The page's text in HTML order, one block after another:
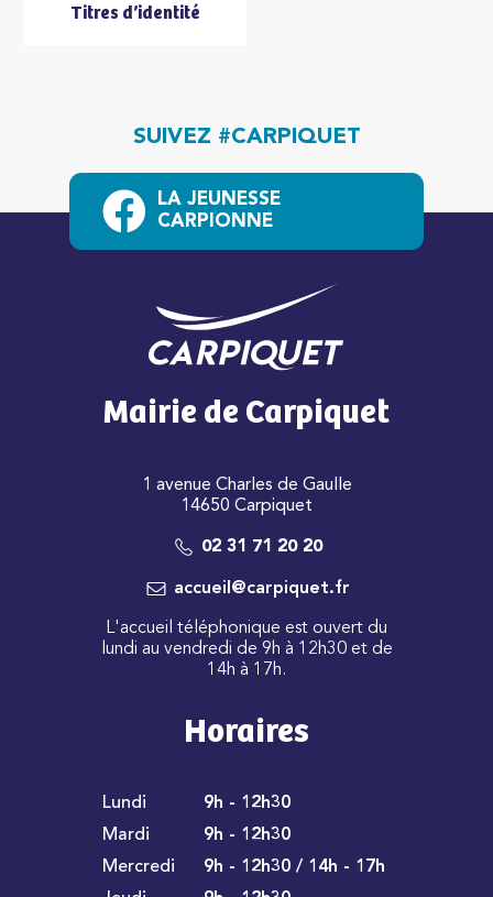
Titres d’identité
SUIVEZ #CARPIQUET
LA JEUNESSE
CARPIONNE
Mairie de Carpiquet
1 avenue Charles de Gaulle
14650 Carpiquet
02 31 71 20 20
accueil@carpiquet.fr
L'accueil téléphonique est ouvert du
lundi au vendredi de 9h à 12h30 et de
14h à 17h.
Horaires
Lundi
9h - 12h30
Mardi
9h - 12h30
Mercredi
9h - 12h30 / 14h - 17h